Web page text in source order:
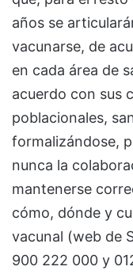
años se
vacunarse, de
en cada área de
acuerdo con sus
poblacionales,
formalizándose,
nunca la
mantenerse
cómo, dónde y
vacunal (web de
900 222 000 y